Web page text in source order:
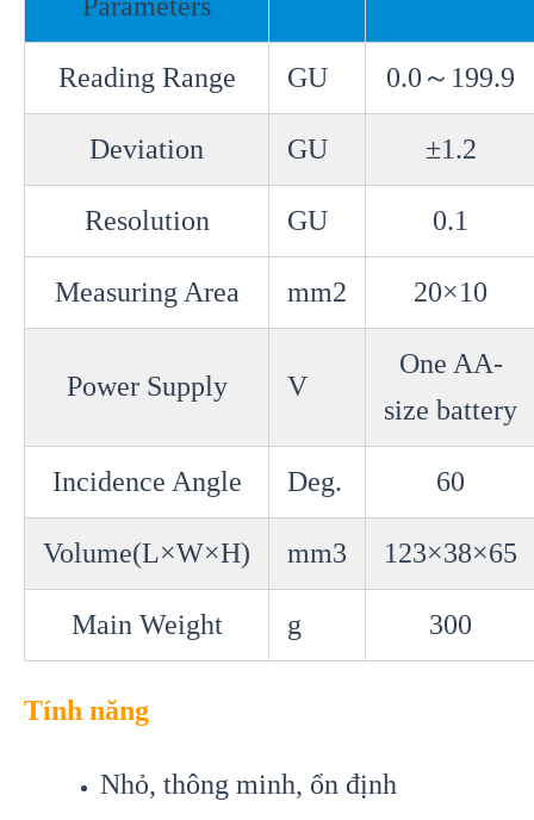
Parameters
Reading Range GU 0.0 ～ 199.9
Deviation GU ±1.2
Resolution GU 0.1
Measuring Area mm2 20×10
Power Supply V
One AA-
size battery
Incidence Angle Deg. 60
Volume(L×W×H) mm3 123×38×65
Main Weight g 300
Tính năng
Nhỏ, thông minh, ổn định